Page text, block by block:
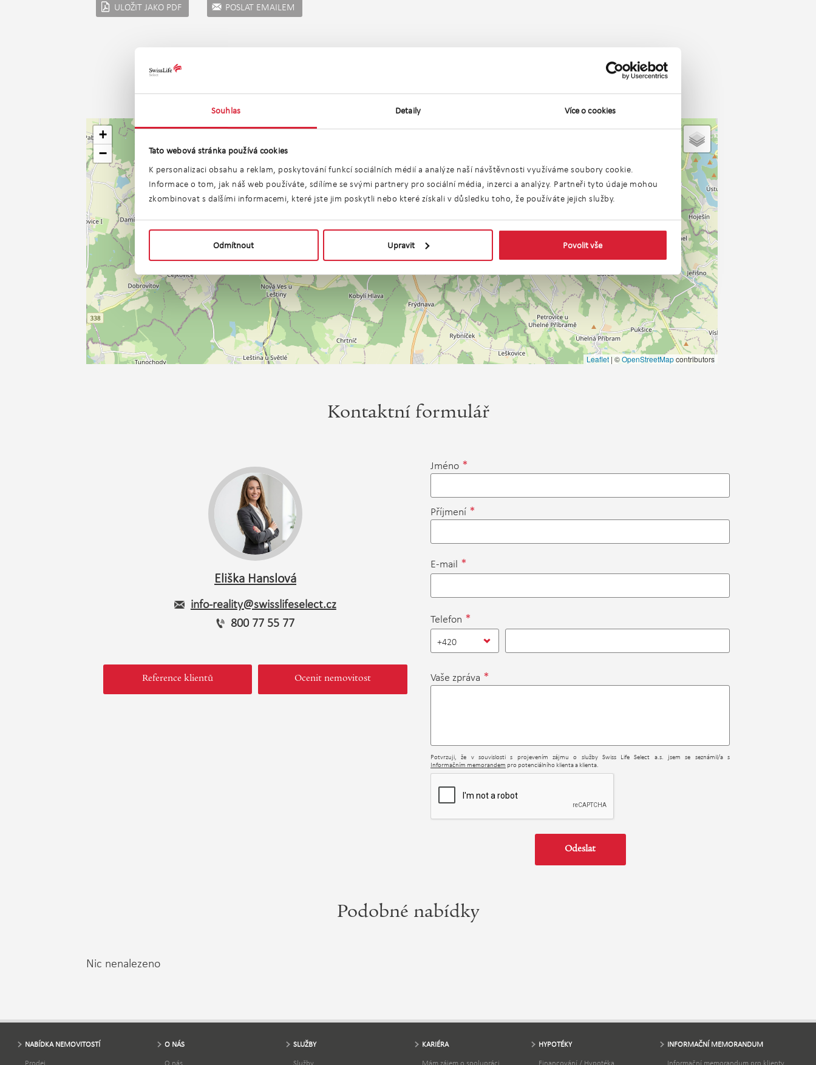
Souhlas Detaily Více o cookies
Tato webová stránka používá cookies
K personalizaci obsahu a reklam, poskytování funkcí sociálních médií a analýze naší návštěvnosti využíváme soubory cookie.
Informace o tom, jak náš web používáte, sdílíme se svými partnery pro sociální média, inzerci a analýzy. Partneři tyto údaje mohou
zkombinovat s dalšími informacemi, které jste jim poskytli nebo které získali v důsledku toho, že používáte jejich služby.
Odmítnout Upravit Povolit vše
ULOŽIT JAKO PDF POSLAT EMAILEM
+
−
Leaflet | ©OpenStreetMapcontributors
Kontaktní formulář
Eliška Hanslová
info-reality@swisslifeselect.cz
800 77 55 77
Reference klientů Ocenit nemovitost
Jméno *
Příjmení *
E-mail *
Telefon *
+420
Vaše zpráva *
Potvrzuji, že v souvislosti s projevením zájmu o služby Swiss Life Select a.s. jsem se seznámil/a s
Informačním memorandem pro potenciálního klienta a klienta.
Podobné nabídky
Nic nenalezeno
NABÍDKA NEMOVITOSTÍ
Prodej
O NÁS
O nás
SLUŽBY
Služby
KARIÉRA
Mám zájem o spolupráci
HYPOTÉKY
Financování / Hypotéka
INFORMAČNÍ MEMORANDUM
Informační memorandum pro klienty